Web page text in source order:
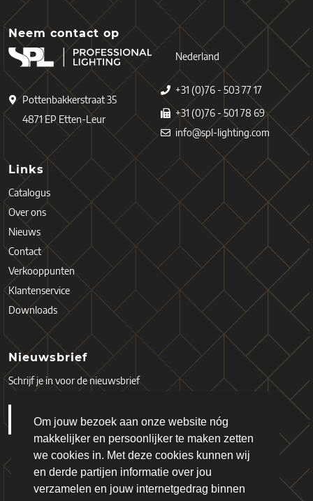
Om jouw bezoek aan onze website nóg
makkelijker en persoonlijker te maken zetten
we cookies in. Met deze cookies kunnen wij
en derde partijen informatie over jou
verzamelen en jouw internetgedrag binnen
Neem contact op
Pottenbakkerstraat 35
4871 EP Etten-Leur
Nederland
+31 (0)76 - 503 77 17
+31 (0)76 - 501 78 69
info@spl-lighting.com
Links
Catalogus
Over ons
Nieuws
Contact
Verkooppunten
Klantenservice
Downloads
Nieuwsbrief
Schrijf je in voor de nieuwsbrief